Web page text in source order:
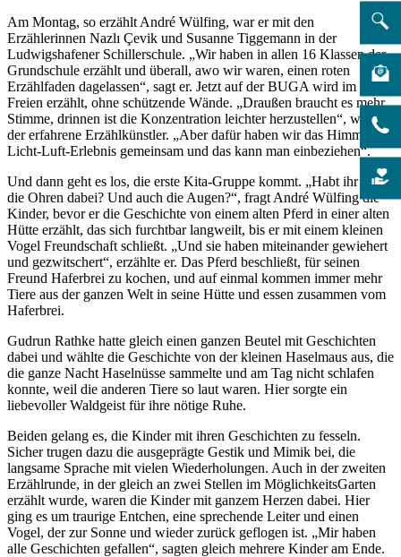
Am Montag, so erzählt André Wülfing, war er mit den
Erzählerinnen Nazlı Çevik und Susanne Tiggemann in der
Ludwigshafener Schillerschule. „Wir haben in allen 16 Klassen der
Grundschule erzählt und überall, awo wir waren, einen roten
Erzählfaden dagelassen“, sagt er. Jetzt auf der BUGA wird im
Freien erzählt, ohne schützende Wände. „Draußen braucht es mehr
Stimme, drinnen ist die Konzentration leichter herzustellen“, weiß
der erfahrene Erzählkünstler. „Aber dafür haben wir das Himmel-
Licht-Luft-Erlebnis gemeinsam und das kann man einbeziehen“.
Und dann geht es los, die erste Kita-Gruppe kommt. „Habt ihr alle
die Ohren dabei? Und auch die Augen?“, fragt André Wülfing die
Kinder, bevor er die Geschichte von einem alten Pferd in einer alten
Hütte erzählt, das sich furchtbar langweilt, bis er mit einem kleinen
Vogel Freundschaft schließt. „Und sie haben miteinander gewiehert
und gezwitschert“, erzählte er. Das Pferd beschließt, für seinen
Freund Haferbrei zu kochen, und auf einmal kommen immer mehr
Tiere aus der ganzen Welt in seine Hütte und essen zusammen vom
Haferbrei.
Gudrun Rathke hatte gleich einen ganzen Beutel mit Geschichten
dabei und wählte die Geschichte von der kleinen Haselmaus aus, die
die ganze Nacht Haselnüsse sammelte und am Tag nicht schlafen
konnte, weil die anderen Tiere so laut waren. Hier sorgte ein
liebevoller Waldgeist für ihre nötige Ruhe.
Beiden gelang es, die Kinder mit ihren Geschichten zu fesseln.
Sicher trugen dazu die ausgeprägte Gestik und Mimik bei, die
langsame Sprache mit vielen Wiederholungen. Auch in der zweiten
Erzählrunde, in der gleich an zwei Stellen im MöglichkeitsGarten
erzählt wurde, waren die Kinder mit ganzem Herzen dabei. Hier
ging es um traurige Entchen, eine sprechende Leiter und einen
Vogel, der zur Sonne und wieder zurück geflogen ist. „Mir haben
alle Geschichten gefallen“, sagten gleich mehrere Kinder am Ende.